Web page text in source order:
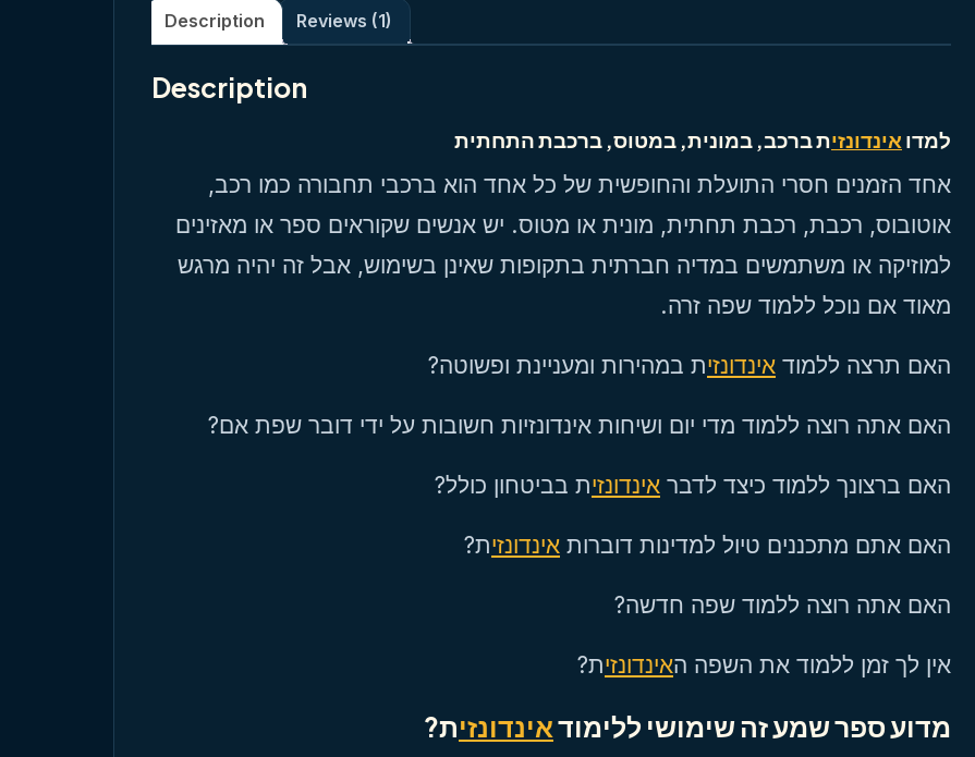
Description Reviews (1)
Description
למדו אינדונזית ברכב, במונית, במטוס, ברכבת התחתית
אחד הזמנים חסרי התועלת והחופשית של כל אחד הוא ברכבי תחבורה כמו רכב,
אוטובוס, רכבת, רכבת תחתית, מונית או מטוס. יש אנשים שקוראים ספר או מאזינים
למוזיקה או משתמשים במדיה חברתית בתקופות שאינן בשימוש, אבל זה יהיה מרגש
מאוד אם נוכל ללמוד שפה זרה.
האם תרצה ללמוד אינדונזית במהירות ומעניינת ופשוטה?
האם אתה רוצה ללמוד מדי יום ושיחות אינדונזיות חשובות על ידי דובר שפת אם?
האם ברצונך ללמוד כיצד לדבר אינדונזית בביטחון כולל?
האם אתם מתכננים טיול למדינות דוברות אינדונזית?
האם אתה רוצה ללמוד שפה חדשה?
אין לך זמן ללמוד את השפה האינדונזית?
מדוע ספר שמע זה שימושי ללימודאינדונזית?